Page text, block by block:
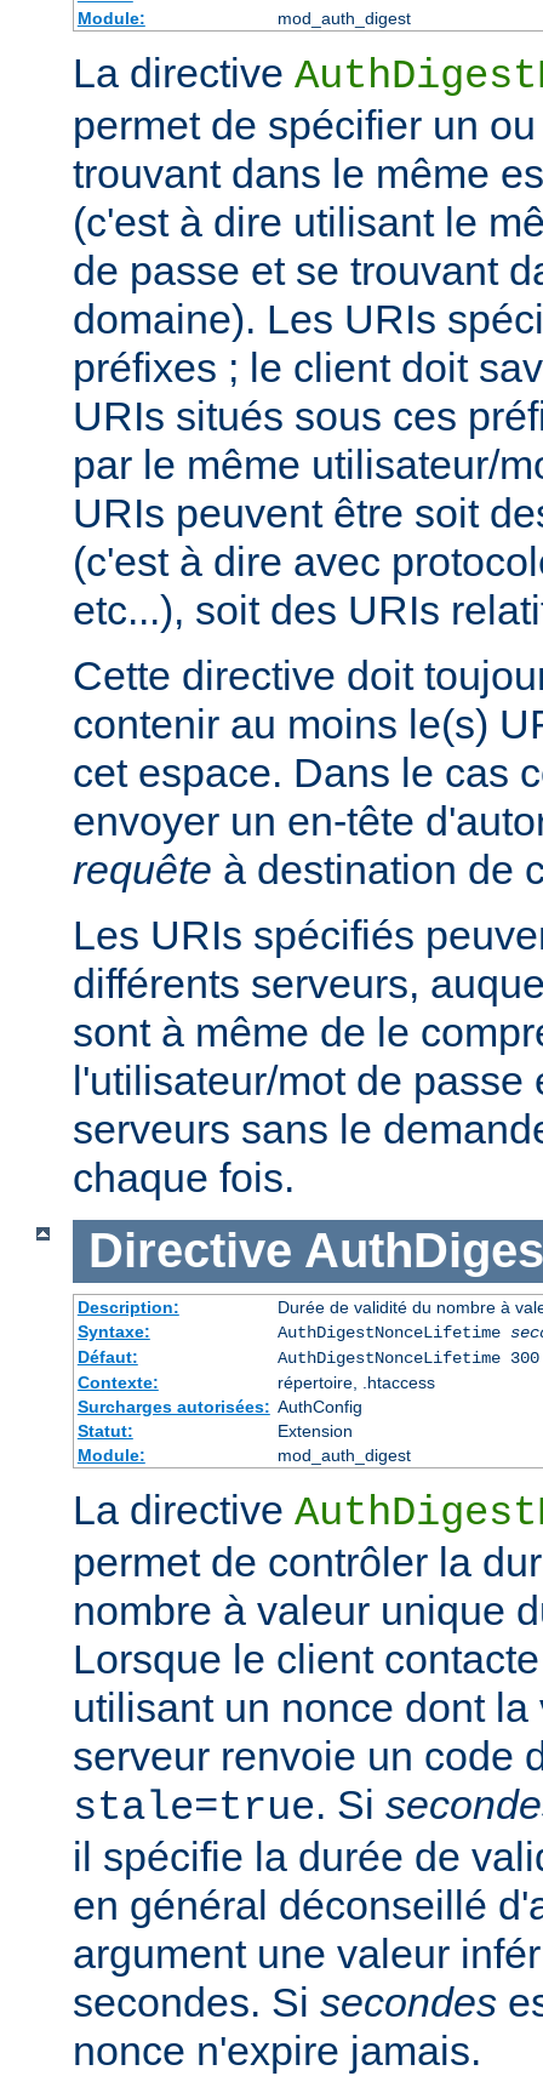
Module:
mod_auth_digest
La directive
permet de spécifier un
trouvant dans le même
(c'est à dire utilisant le
de passe et se trouvant
domaine). Les URIs
préfixes ; le client doit
URIs situés sous ces
par le même utilisateur/
URIs peuvent être soit
(c'est à dire avec
etc...), soit des URIs
Cette directive doit
contenir au moins le(s)
cet espace. Dans le cas
envoyer un en-tête
requête à destination de
Les URIs spécifiés
différents serveurs,
sont à même de le
l'utilisateur/mot de passe
serveurs sans le
chaque fois.
Directive
Description:
Durée de validité du nombre à
Syntaxe:
AuthDigestNonceLifetime
Défaut:
AuthDigestNonceLifetime 300
Contexte:
répertoire, .htaccess
Surcharges autorisées: AuthConfig
Statut:
Extension
Module:
mod_auth_digest
La directive
permet de contrôler la
nombre à valeur unique
Lorsque le client
utilisant un nonce dont
serveur renvoie un code
stale=true. Si
il spécifie la durée de
en général déconseillé
argument une valeur
secondes. Si secondes
nonce n'expire jamais.